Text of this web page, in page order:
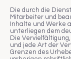
Die durch die
Mitarbeiter und
Inhalte und Werke
unterliegen dem
Die
und jede Art der
Grenzen des